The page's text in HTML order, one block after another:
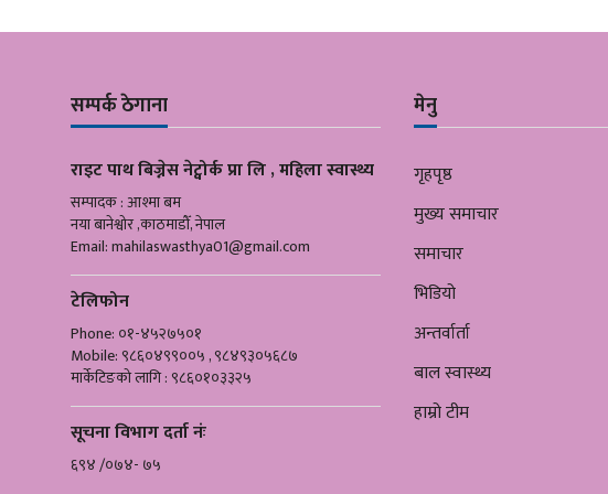
सम्पर्क ठेगाना
राइट पाथ बिज्नेस नेट्वोर्क प्रा लि , महिला स्वास्थ्य
सम्पादक : आश्मा बम
नया बानेश्वोर ,काठमाडौँ, नेपाल
Email:mahilaswasthya01@gmail.com
टेलिफोन
Phone: ०१-४५२७५०१
Mobile: ९८६०४९९००५ , ९८४९३०५६८७
मार्केटिङको लागि : ९८६०१०३३२५
सूचना विभाग दर्ता नंः
६९४ /०७४- ७५
मेनु
गृहपृष्ठ
मुख्य समाचार
समाचार
भिडियो
अन्तर्वार्ता
बाल स्वास्थ्य
हाम्रो टीम